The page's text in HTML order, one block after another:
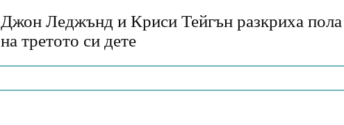
Джон Леджънд и Криси Тейгън разкриха пола
на третото си дете